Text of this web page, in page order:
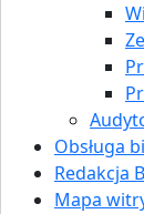
Obsługa
Redakcja
Mapa